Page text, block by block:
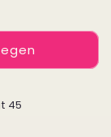
45